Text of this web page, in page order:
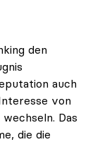
den
auch
von
Das
die die